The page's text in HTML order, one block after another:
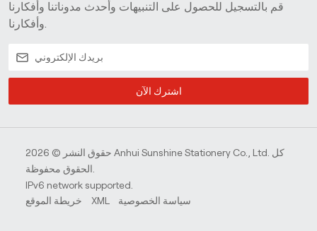
قم بالتسجيل للحصول على التنبيهات وأحدث مدوناتنا وأفكارنا
اشترك الآن
حقوق النشر © 2026 Anhui Sunshine Stationery Co., Ltd. كل
الحقوق محفوظة.
IPv6 network supported.
خريطة الموقع
XML سياسة الخصوصية